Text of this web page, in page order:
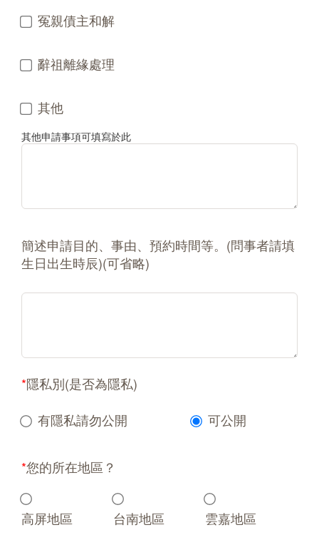
冤親債主和解
辭祖離緣處理
其他
其他申請事項可填寫於此
簡述申請目的、事由、預約時間等。(問事者請填
生日出生時辰)(可省略)
*隱私別(是否為隱私)
有隱私請勿公開
可公開
*您的所在地區？
高屏地區 台南地區 雲嘉地區